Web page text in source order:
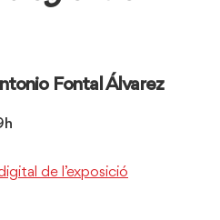
Fontal Álvarez
de l’exposició